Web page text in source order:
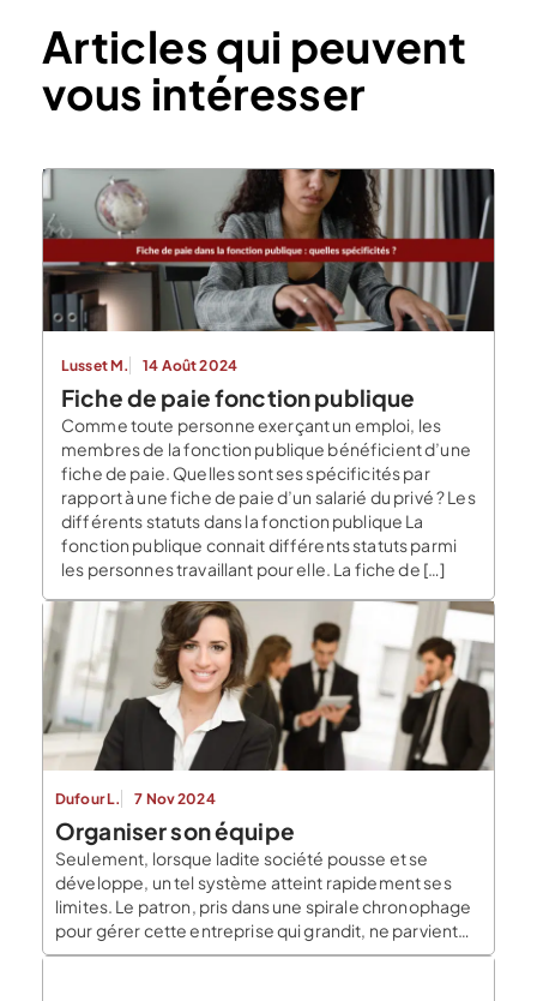
Articles qui peuvent
vous intéresser
Lusset M. 14 Août 2024
Fiche de paie fonction publique
Comme toute personne exerçant un emploi, les
membres de la fonction publique bénéficient d’une
fiche de paie. Quelles sont ses spécificités par
rapport à une fiche de paie d’un salarié du privé ? Les
différents statuts dans la fonction publique La
fonction publique connait différents statuts parmi
les personnes travaillant pour elle. La fiche de […]
Dufour L. 7 Nov 2024
Organiser son équipe
Seulement, lorsque ladite société pousse et se
développe, un tel système atteint rapidement ses
limites. Le patron, pris dans une spirale chronophage
pour gérer cette entreprise qui grandit, ne parvient
plus à prendre de recul et en arrive à sentir étouffé